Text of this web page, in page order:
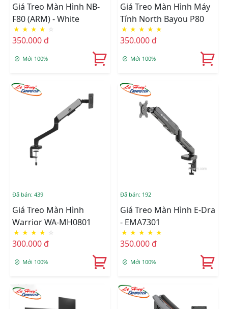
Giá Treo Màn Hình NB-
F80 (ARM) - White
★ ★ ★ ★ ☆
350.000 đ
Mới 100%
Giá Treo Màn Hình Máy
Tính North Bayou P80
★ ★ ★ ★ ★
350.000 đ
Mới 100%
Đã bán: 439
Giá Treo Màn Hình
Warrior WA-MH0801
★ ★ ★ ★ ☆
300.000 đ
Mới 100%
Đã bán: 192
Giá Treo Màn Hình E-Dra
- EMA7301
★ ★ ★ ★ ★
350.000 đ
Mới 100%